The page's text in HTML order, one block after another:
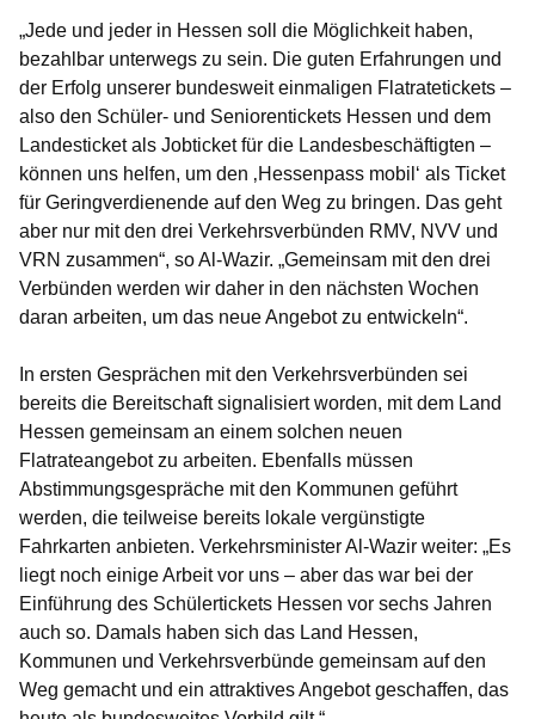
„Jede und jeder in Hessen soll die Möglichkeit haben,
bezahlbar unterwegs zu sein. Die guten Erfahrungen und
der Erfolg unserer bundesweit einmaligen Flatratetickets –
also den Schüler- und Seniorentickets Hessen und dem
Landesticket als Jobticket für die Landesbeschäftigten –
können uns helfen, um den ‚Hessenpass mobil‘ als Ticket
für Geringverdienende auf den Weg zu bringen. Das geht
aber nur mit den drei Verkehrsverbünden RMV, NVV und
VRN zusammen“, so Al-Wazir. „Gemeinsam mit den drei
Verbünden werden wir daher in den nächsten Wochen
daran arbeiten, um das neue Angebot zu entwickeln“.
In ersten Gesprächen mit den Verkehrsverbünden sei
bereits die Bereitschaft signalisiert worden, mit dem Land
Hessen gemeinsam an einem solchen neuen
Flatrateangebot zu arbeiten. Ebenfalls müssen
Abstimmungsgespräche mit den Kommunen geführt
werden, die teilweise bereits lokale vergünstigte
Fahrkarten anbieten. Verkehrsminister Al-Wazir weiter: „Es
liegt noch einige Arbeit vor uns – aber das war bei der
Einführung des Schülertickets Hessen vor sechs Jahren
auch so. Damals haben sich das Land Hessen,
Kommunen und Verkehrsverbünde gemeinsam auf den
Weg gemacht und ein attraktives Angebot geschaffen, das